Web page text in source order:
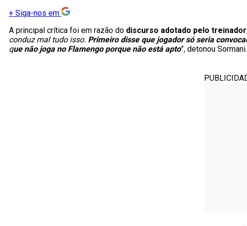
+ Siga-nos em
A principal crítica foi em razão do discurso adotado pelo treinador
conduz mal tudo isso. Primeiro disse que jogador só seria
que não joga no Flamengo porque não está apto”, detonou Sormani.